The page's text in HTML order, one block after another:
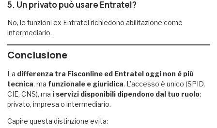
5. Un privato può usare Entratel?
No, le funzioni ex Entratel richiedono abilitazione come
intermediario.
Conclusione
La differenza tra Fisconline ed Entratel oggi non è più
tecnica, ma funzionale e giuridica. L’accesso è unico (SPID,
CIE, CNS), ma i servizi disponibili dipendono dal tuo ruolo:
privato, impresa o intermediario.
Capire questa distinzione evita: